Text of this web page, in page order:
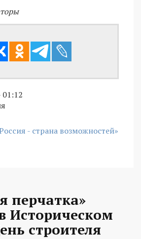
01:12
- страна возможностей»
перчатка»
Историческом
строителя